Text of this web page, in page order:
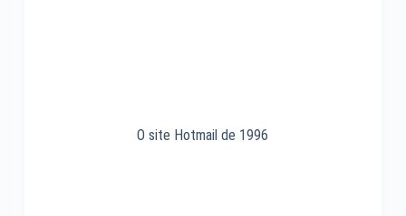
O site Hotmail de 1996